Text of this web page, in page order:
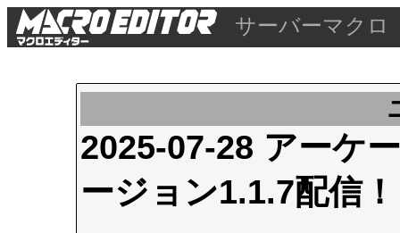
サーバーマクロ
2025-07-28 アーケ
ージョン1.1.7配信！